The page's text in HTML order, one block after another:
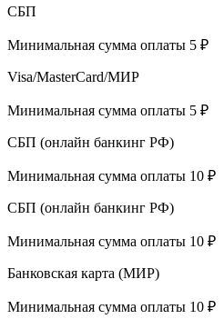
СБП
Минимальная сумма оплаты 5 ₽
Visa/MasterCard/МИР
Минимальная сумма оплаты 5 ₽
СБП (онлайн банкинг РФ)
Минимальная сумма оплаты 10 ₽
СБП (онлайн банкинг РФ)
Минимальная сумма оплаты 10 ₽
Банковская карта (МИР)
Минимальная сумма оплаты 10 ₽